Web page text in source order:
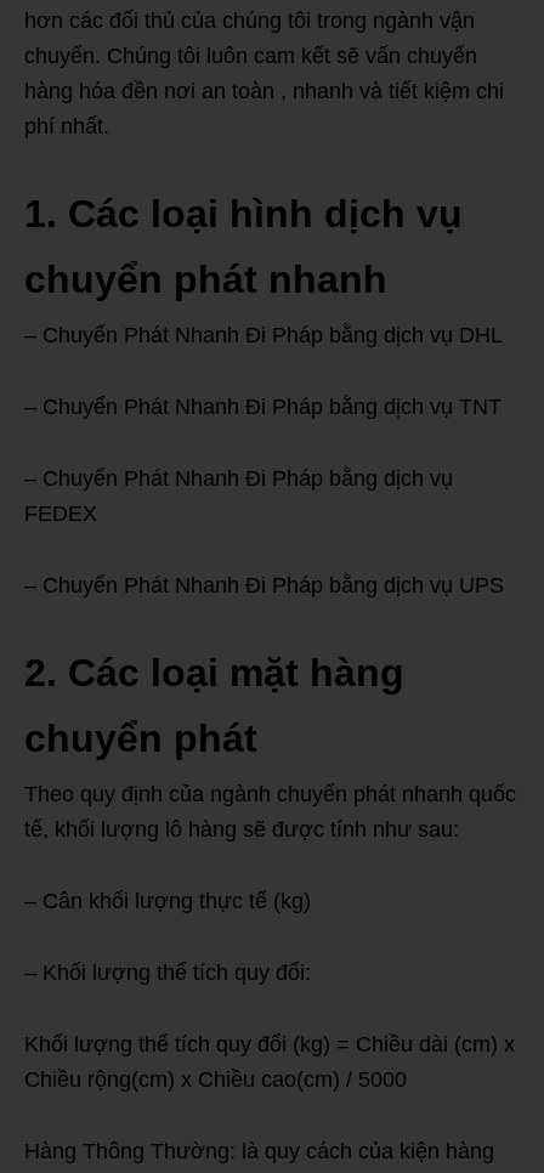
hơn các đối thủ của chúng tôi trong ngành vận
chuyển. Chúng tôi luôn cam kết sẽ vấn chuyển
hàng hóa đền nơi an toàn , nhanh và tiết kiệm chi
phí nhất.
1. Các loại hình dịch vụ
chuyển phát nhanh
– Chuyển Phát Nhanh Đi Pháp bằng dịch vụ DHL
– Chuyển Phát Nhanh Đi Pháp bằng dịch vụ TNT
– Chuyển Phát Nhanh Đi Pháp bằng dịch vụ
FEDEX
– Chuyển Phát Nhanh Đi Pháp bằng dịch vụ UPS
2. Các loại mặt hàng
chuyển phát
Theo quy định của ngành chuyển phát nhanh quốc
tế, khối lượng lô hàng sẽ được tính như sau:
– Cân khối lượng thực tế (kg)
– Khối lượng thể tích quy đổi:
Khối lượng thể tích quy đổi (kg) = Chiều dài (cm) x
Chiều rộng(cm) x Chiều cao(cm) / 5000
Hàng Thông Thường: là quy cách của kiện hàng